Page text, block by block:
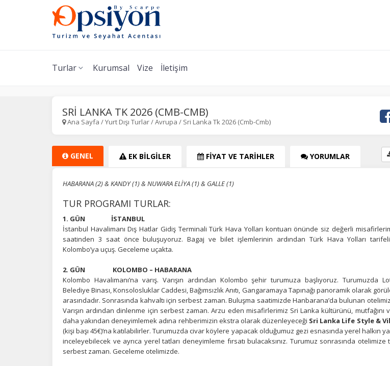
Turlar Kurumsal Vize İletişim
SRİ LANKA TK 2026 (CMB-CMB)
Ana Sayfa /Yurt Dışı Turlar/Avrupa / Sri Lanka Tk 2026 (Cmb-Cmb)
GENEL EK BİLGİLER FİYAT VE TARİHLER YORUMLAR
HABARANA (2) & KANDY (1) & NUWARA ELİYA (1) & GALLE (1)
TUR PROGRAMI TURLAR:
1. GÜN İSTANBUL
İstanbul Havalimanı Dış Hatlar Gidiş Terminali Türk Hava Yolları kontuarı önünde siz değerli
saatinden 3 saat önce buluşuyoruz. Bagaj ve bilet işlemlerinin ardından Türk Hava Yolları
Kolombo’ya uçuş. Geceleme uçakta.
2. GÜN KOLOMBO –
Kolombo Havalimanı’na varış. Varışın ardından Kolombo şehir turumuza başlıyoruz. Turumuzda
Belediye Binası, Konsolosluklar Caddesi, Bağımsızlık Anıtı, Gangaramaya Tapınağı panoramik olarak
arasındadır. Sonrasında kahvaltı için serbest zaman. Buluşma saatimizde Hanbarana’da bulunan
Varışın ardından dinlenme için serbest zaman. Arzu eden misafirlerimiz Sri Lanka kültürünü, mutfağını
daha yakından deneyimlemek adına rehberimizin ekstra olarak düzenleyeceği Sri Lanka Life Style &
(kişi başı 45€)‘na katılabilirler. Turumuzda civar köylere yapacak olduğumuz gezi esnasında yerel halkın
inceleyebilecek ve ayrıca yerel tatları deneyimleme fırsatı bulacaksınız. Turumuz sonrasında
serbest zaman. Geceleme otelimizde.